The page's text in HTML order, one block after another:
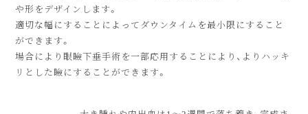
や形をデザインします。
適切な幅にすることによってダウンタイムを最小限にすること
ができます。
場合により眼瞼下垂手術を一部応用することにより、よりハッキ
リとした瞼にすることができます。